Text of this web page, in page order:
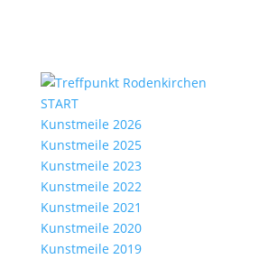
START
Kunstmeile 2026
Kunstmeile 2025
Kunstmeile 2023
Kunstmeile 2022
Kunstmeile 2021
Kunstmeile 2020
Kunstmeile 2019